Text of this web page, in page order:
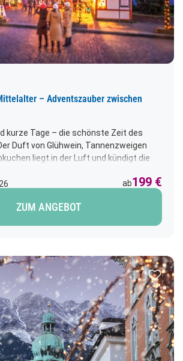
– Adventszauber zwischen
kurze Tage – die schönste Zeit des
Duft von Glühwein, Tannenzweigen
liegt in der Luft und kündigt die
auf Weihnachten an. Funkelnde
Musik und liebevoll geschmückte
ein. Machen Sie sich auf die
Geschenkideen für Ihre Lieben –
vier wundervolle Weihnachtsmärkte,
ab199 €
ZUM ANGEBOT
Zur